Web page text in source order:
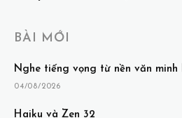
BÀI MỚI
Nghe tiếng vọng từ nền văn minh
04/08/2026
Haiku và Zen 32